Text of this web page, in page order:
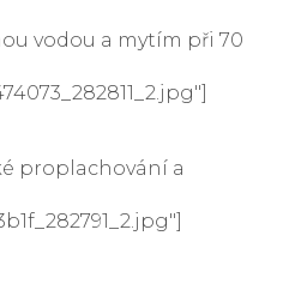
vodou a mytím při 70
proplachování a